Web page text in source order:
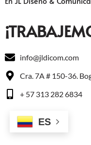
info@jldicom.com
Cra. 7A # 150-36.
+ 57 313 282 6834
ES